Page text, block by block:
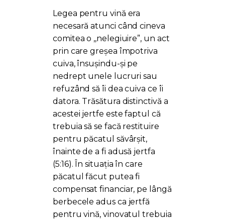
Legea pentru vină era
necesară atunci când cineva
comitea o ,,nelegiuire”, un act
prin care greșea împotriva
cuiva, însușindu-și pe
nedrept unele lucruri sau
refuzând să îi dea cuiva ce îi
datora. Trăsătura distinctivă a
acestei jertfe este faptul că
trebuia să se facă restituire
pentru păcatul săvârșit,
înainte de a fi adusă jertfa
(5:16). În situația în care
păcatul făcut putea fi
compensat financiar, pe lângă
berbecele adus ca jertfă
pentru vină, vinovatul trebuia